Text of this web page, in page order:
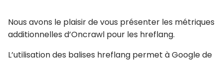
Nous avons le plaisir de vous présenter les métriques
additionnelles d’Oncrawl pour les hreflang.
L’utilisation des balises hreflang permet à Google de